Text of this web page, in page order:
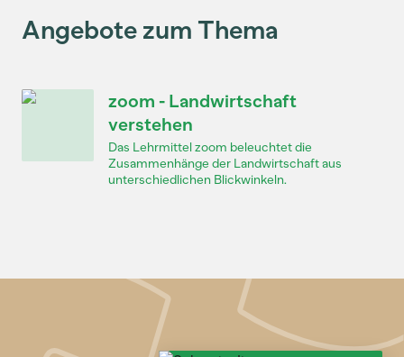
Angebote zum Thema
zoom - Landwirtschaft
verstehen
Das Lehrmittel zoom beleuchtet die
Zusammenhänge der Landwirtschaft aus
unterschiedlichen Blickwinkeln.